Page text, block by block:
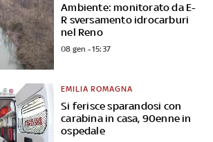
Ambiente: monitorato da E-
R sversamento idrocarburi
nel Reno
08 gen - 15:37
Si ferisce sparandosi con
carabina in casa, 90enne in
ospedale
EMILIA ROMAGNA